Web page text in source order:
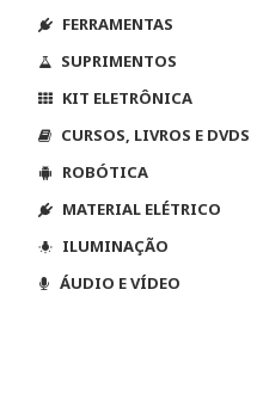
FERRAMENTAS
SUPRIMENTOS
KIT ELETRÔNICA
CURSOS, LIVROS E DVDS
ROBÓTICA
MATERIAL ELÉTRICO
ILUMINAÇÃO
ÁUDIO E VÍDEO